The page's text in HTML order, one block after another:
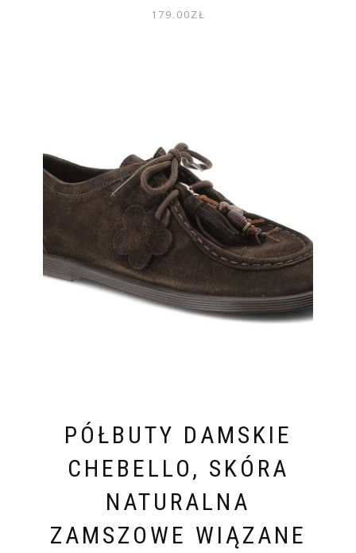
179.00ZŁ
PÓŁBUTY DAMSKIE
CHEBELLO, SKÓRA
NATURALNA
ZAMSZOWE WIĄZANE